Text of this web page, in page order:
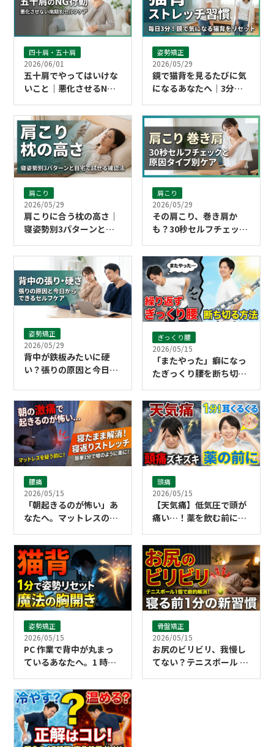
四十肩・五十肩
2026/06/01
五十肩でやってはいけな
いこと｜悪化させるNG
ケア
姿勢矯正
2026/05/29
鏡で猫背を見るたびに気
になるあなたへ｜3分で
肩こり
2026/05/29
肩こりに合う枕の高さ｜
寝姿勢別3パターンと自
肩こり
2026/05/29
その肩こり、巻き肩か
も？30秒セルフチェック
姿勢矯正
2026/05/29
背中が鉄板みたいに硬
い？張りの原因と今日か
ぎっくり腰
2026/05/15
「またやった」癖になっ
たぎっくり腰を断ち切る
腰痛
2026/05/15
「朝起きるのが怖い」あ
なたへ。マットレスのせ
い寝返りストレッチ
頭痛
2026/05/15
【天気痛】低気圧で頭が
痛い…！薬を飲む前に試
マッサージ」の正しいや
り方
姿勢矯正
2026/05/15
PC 作業で背中が丸まっ
ているあなたへ。1 時間
される「胸開き」の魔法
骨盤矯正
2026/05/15
お尻のビリビリ、我慢し
てない？テニスボール 1